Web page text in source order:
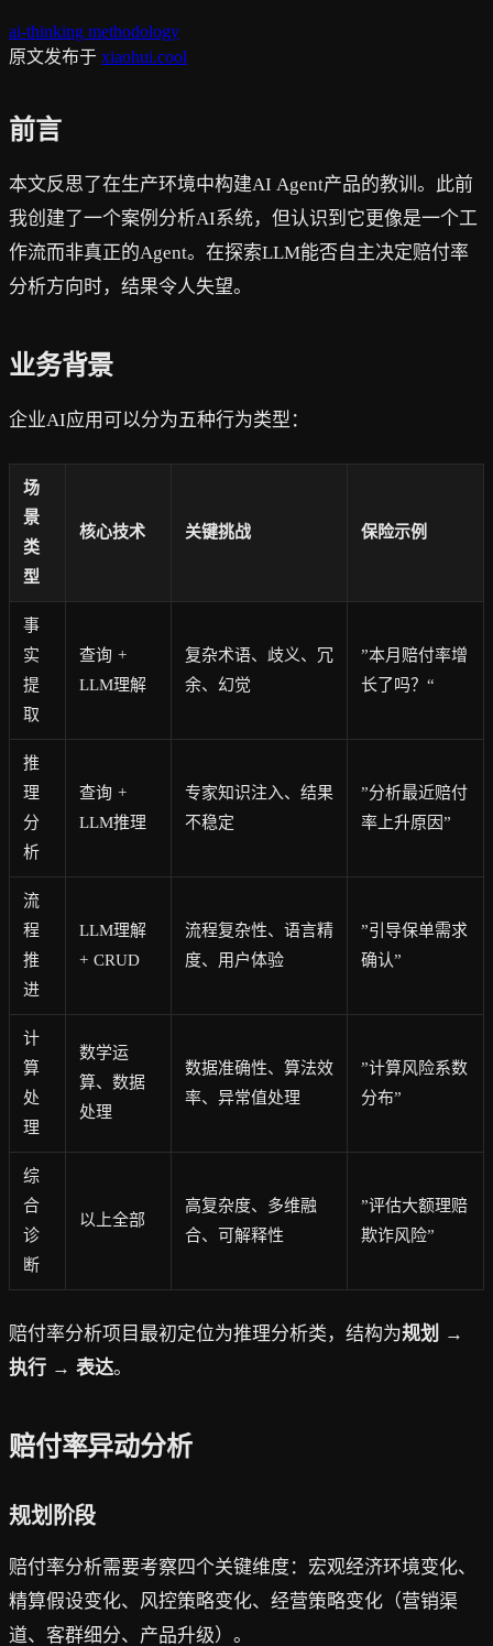
ai-thinking methodology
原文发布于 xiaohui.cool
前言
本文反思了在生产环境中构建AI Agent产品的教训。此前
我创建了一个案例分析AI系统，但认识到它更像是一个工
作流而非真正的Agent。在探索LLM能否自主决定赔付率
分析方向时，结果令人失望。
业务背景
企业AI应用可以分为五种行为类型：
场
景
类
型
核心技术 关键挑战 保险示例
事
实
提
取
查询 +
LLM理解
复杂术语、歧义、冗
余、幻觉
”本月赔付率增
长了吗？“
推
理
分
析
查询 +
LLM推理
专家知识注入、结果
不稳定
”分析最近赔付
率上升原因”
流
程
推
进
LLM理解
+ CRUD
流程复杂性、语言精
度、用户体验
”引导保单需求
确认”
计
算
处
理
数学运
算、数据
处理
数据准确性、算法效
率、异常值处理
”计算风险系数
分布”
综
合
诊
断
以上全部
高复杂度、多维融
合、可解释性
”评估大额理赔
欺诈风险”
赔付率分析项目最初定位为推理分析类，结构为规划 →
执行 → 表达。
赔付率异动分析
规划阶段
赔付率分析需要考察四个关键维度：宏观经济环境变化、
精算假设变化、风控策略变化、经营策略变化（营销渠
道、客群细分、产品升级）。